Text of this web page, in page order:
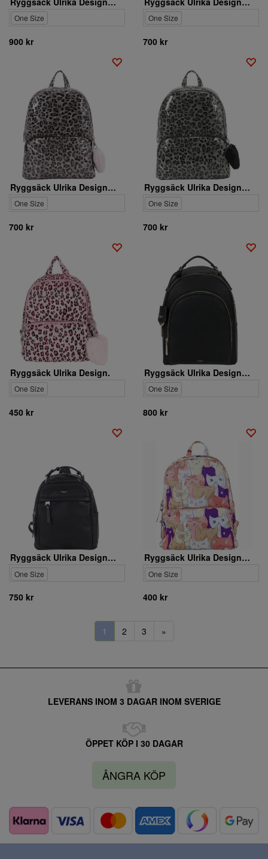
One Size
900 kr
One Size
700 kr
Ryggsäck Ulrika Design. 36-7306-10
One Size
700 kr
Ryggsäck Ulrika Design. 36-7306-1
One Size
700 kr
Ryggsäck Ulrika Design.
One Size
450 kr
Ryggsäck Ulrika Design. 36-5535-1
One Size
800 kr
Ryggsäck Ulrika Design. 35-2235-1
One Size
750 kr
Ryggsäck Ulrika Design. 36-7313-10
One Size
400 kr
1 2 3 »
LEVERANS INOM 3 DAGAR INOM SVERIGE
ÖPPET KÖP I 30 DAGAR
ÅNGRA KÖP